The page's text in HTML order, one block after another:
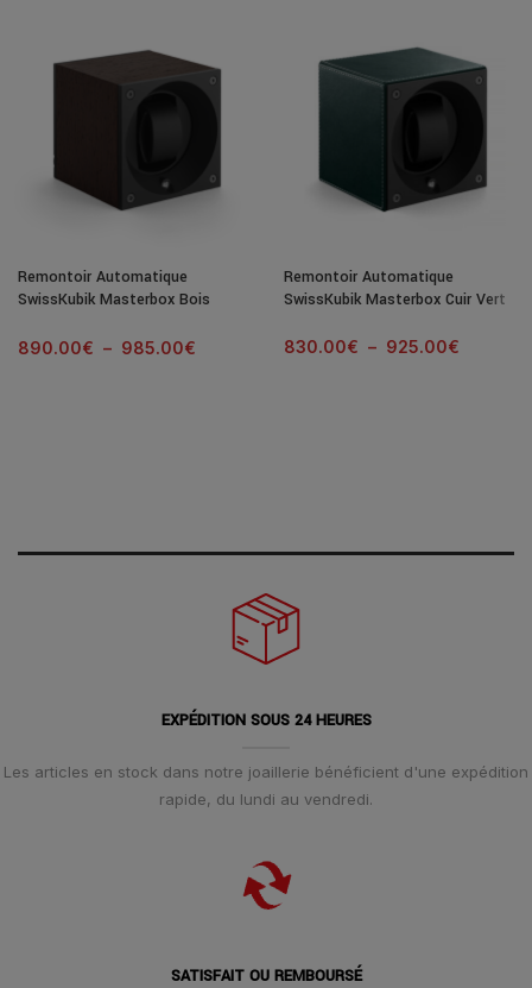
Remontoir Automatique
SwissKubik Masterbox Bois
890.00€ – 985.00€
Remontoir Automatique
SwissKubik Masterbox Cuir Vert
830.00€ – 925.00€
EXPÉDITION SOUS 24 HEURES
Les articles en stock dans notre joaillerie bénéficient d'une expédition
rapide, du lundi au vendredi.
SATISFAIT OU REMBOURSÉ